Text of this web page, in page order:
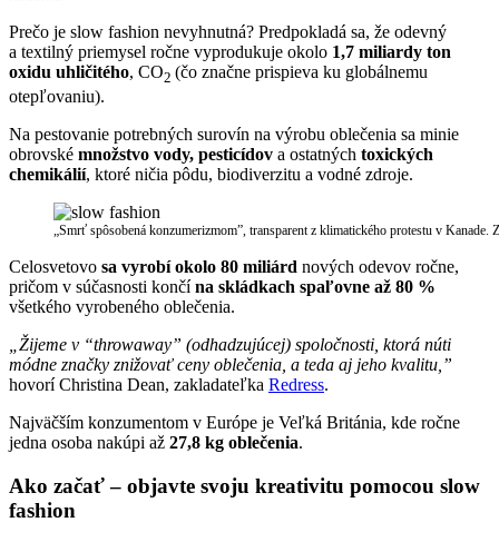
Prečo je slow fashion nevyhnutná? Predpokladá sa, že odevný
a textilný priemysel ročne vyprodukuje okolo 1,7 miliardy ton
oxidu uhličitého, CO2 (čo značne prispieva ku globálnemu
otepľovaniu).
Na pestovanie potrebných surovín na výrobu oblečenia sa minie
obrovské množstvo vody, pesticídov a ostatných toxických
chemikálií, ktoré ničia pôdu, biodiverzitu a vodné zdroje.
„Smrť spôsobená konzumerizmom”, transparent z klimatického protestu v Kanade.
Celosvetovo sa vyrobí okolo 80 miliárd nových odevov ročne,
pričom v súčasnosti končína skládkach spaľovne až 80 %
všetkého vyrobeného oblečenia.
„Žijeme v “throwaway” (odhadzujúcej) spoločnosti, ktorá núti
módne značky znižovať ceny oblečenia, a teda aj jeho kvalitu,”
hovorí Christina Dean, zakladateľka Redress.
Najväčším konzumentom v Európe je Veľká Británia, kde ročne
jedna osoba nakúpi až 27,8 kg oblečenia.
Ako začať – objavte svoju kreativitu pomocou slow
fashion